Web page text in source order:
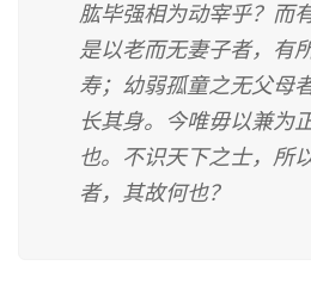
肱毕强相为动宰乎？而
是以老而无妻子者，有
寿；幼弱孤童之无父母
长其身。今唯毋以兼为
也。不识天下之士，所
者，其故何也？